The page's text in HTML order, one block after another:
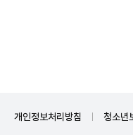
개인정보처리방침 청소년